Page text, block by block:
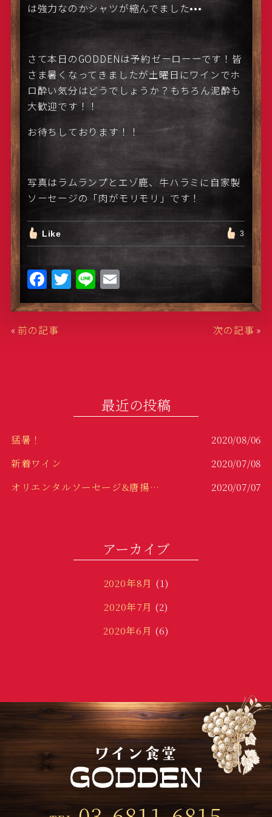
は強力なのかシャツが縮んでました•••
さて本日のGODDENは予約ゼーローーです！皆
さま暑くなってきましたが土曜日にワインでホ
ロ酔い気分はどうでしょうか？もちろん泥酔も
大歓迎です！！
お待ちしております！！
写真はラムランプとエゾ鹿、牛ハラミに自家製
ソーセージの「肉がモリモリ」です！
Like 3
F
a
c
e
T
w
it
Li
n
e
E
m
ai
« 前の記事 次の記事 »
最近の投稿
猛暑！
2020/08/06
新着ワイン
2020/07/08
オリエンタルソーセージ&唐揚げ！！
2020/07/07
アーカイブ
2020年8月 (1)
2020年7月 (2)
2020年6月 (6)
2019年12月(3)
2019年11月(5)
2019年10月(18)
2019年9月(8)